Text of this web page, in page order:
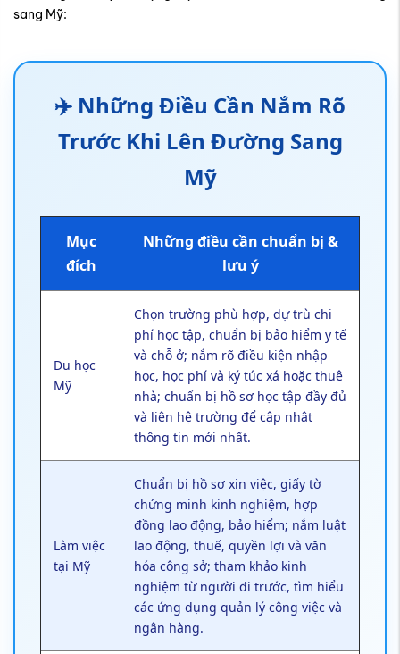
Mục
Những điều cần chuẩn bị &
Mỹ
Chọn trường phù hợp, dự trù chi
phí học tập, chuẩn bị bảo hiểm y tế
và chỗ ở; nắm rõ điều kiện nhập
học, học phí và ký túc xá hoặc thuê
nhà; chuẩn bị hồ sơ học tập đầy đủ
và liên hệ trường để cập nhật
thông tin mới nhất.
Chuẩn bị hồ sơ xin việc, giấy tờ
chứng minh kinh nghiệm, hợp
đồng lao động, bảo hiểm; nắm luật
lao động, thuế, quyền lợi và văn
hóa công sở; tham khảo kinh
nghiệm từ người đi trước, tìm hiểu
các ứng dụng quản lý công việc và
ngân hàng.
Lên kế hoạch chỗ ở, chi phí sinh
hoạt, phương tiện đi lại, bảo hiểm
y tế; tìm hiểu cộng đồng người
Việt, khu vực an toàn, chi phí sinh
hoạt trung bình; chuẩn bị hồ sơ
pháp lý đầy đủ và liên hệ dịch vụ